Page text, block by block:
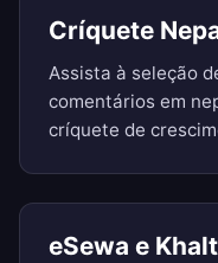
Críquete
Assista à seleção
comentários em
críquete de
eSewa e